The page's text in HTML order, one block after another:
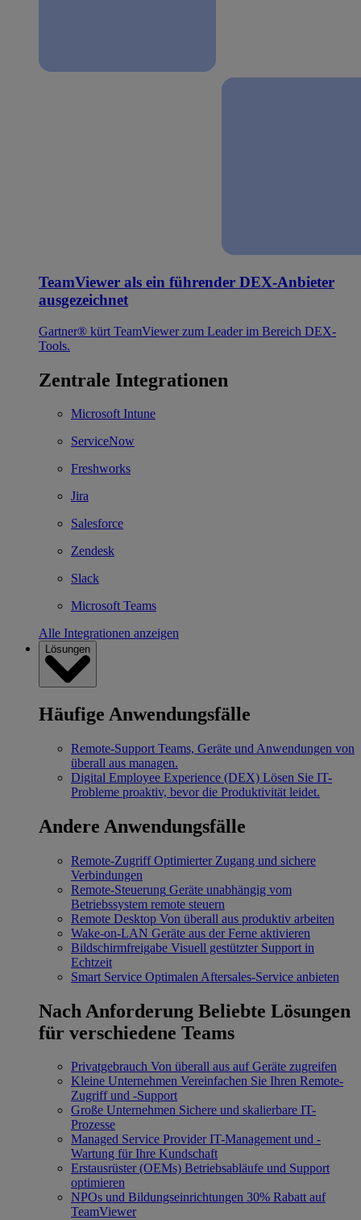
TeamViewer als ein führender DEX-Anbieter
ausgezeichnet
Gartner® kürt TeamViewer zum Leader im Bereich DEX-
Tools.
Zentrale Integrationen
Microsoft Intune
ServiceNow
Freshworks
Jira
Salesforce
Zendesk
Slack
Microsoft Teams
Alle Integrationen anzeigen
Lösungen
Häufige Anwendungsfälle
Remote-Support Teams, Geräte und Anwendungen von
überall aus managen.
Digital Employee Experience (DEX) Lösen Sie IT-
Probleme proaktiv, bevor die Produktivität leidet.
Andere Anwendungsfälle
Remote-Zugriff Optimierter Zugang und sichere
Verbindungen
Remote-Steuerung Geräte unabhängig vom
Betriebssystem remote steuern
Remote Desktop Von überall aus produktiv arbeiten
Wake-on-LAN Geräte aus der Ferne aktivieren
Bildschirmfreigabe Visuell gestützter Support in
Echtzeit
Smart Service Optimalen Aftersales-Service anbieten
Nach Anforderung Beliebte Lösungen
für verschiedene Teams
Privatgebrauch Von überall aus auf Geräte zugreifen
Kleine Unternehmen Vereinfachen Sie Ihren Remote-
Zugriff und -Support
Große Unternehmen Sichere und skalierbare IT-
Prozesse
Managed Service Provider IT-Management und -
Wartung für Ihre Kundschaft
Erstausrüster (OEMs) Betriebsabläufe und Support
optimieren
NPOs und Bildungseinrichtungen 30% Rabatt auf
TeamViewer